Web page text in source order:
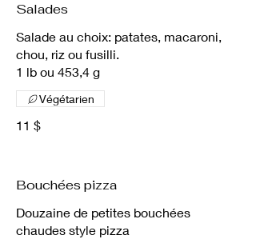
Salades
Salade au choix: patates, macaroni,
chou, riz ou fusilli.
1 lb ou 453,4 g
11 $
Végétarien
Bouchées pizza
Douzaine de petites bouchées
chaudes style pizza